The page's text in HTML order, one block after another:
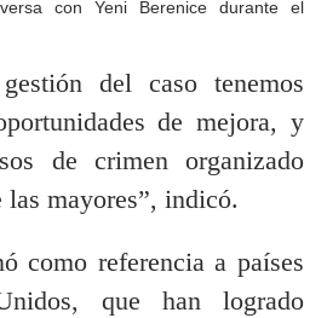
con Yeni Berenice durante el
del caso tenemos
de mejora, y
de crimen organizado
las mayores”, indicó.
como referencia a países
que han logrado